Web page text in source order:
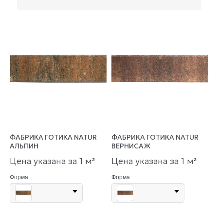
ФАБРИКА ГОТИКА NATUR
АЛЬПИН
Цена указана за 1 м²
Форма
ФАБРИКА ГОТИКА NATUR
ВЕРНИСАЖ
Цена указана за 1 м²
Форма